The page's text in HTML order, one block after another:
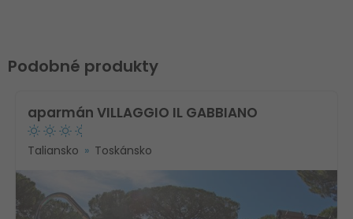
Podobné produkty
aparmán VILLAGGIO IL GABBIANO
Taliansko Toskánsko